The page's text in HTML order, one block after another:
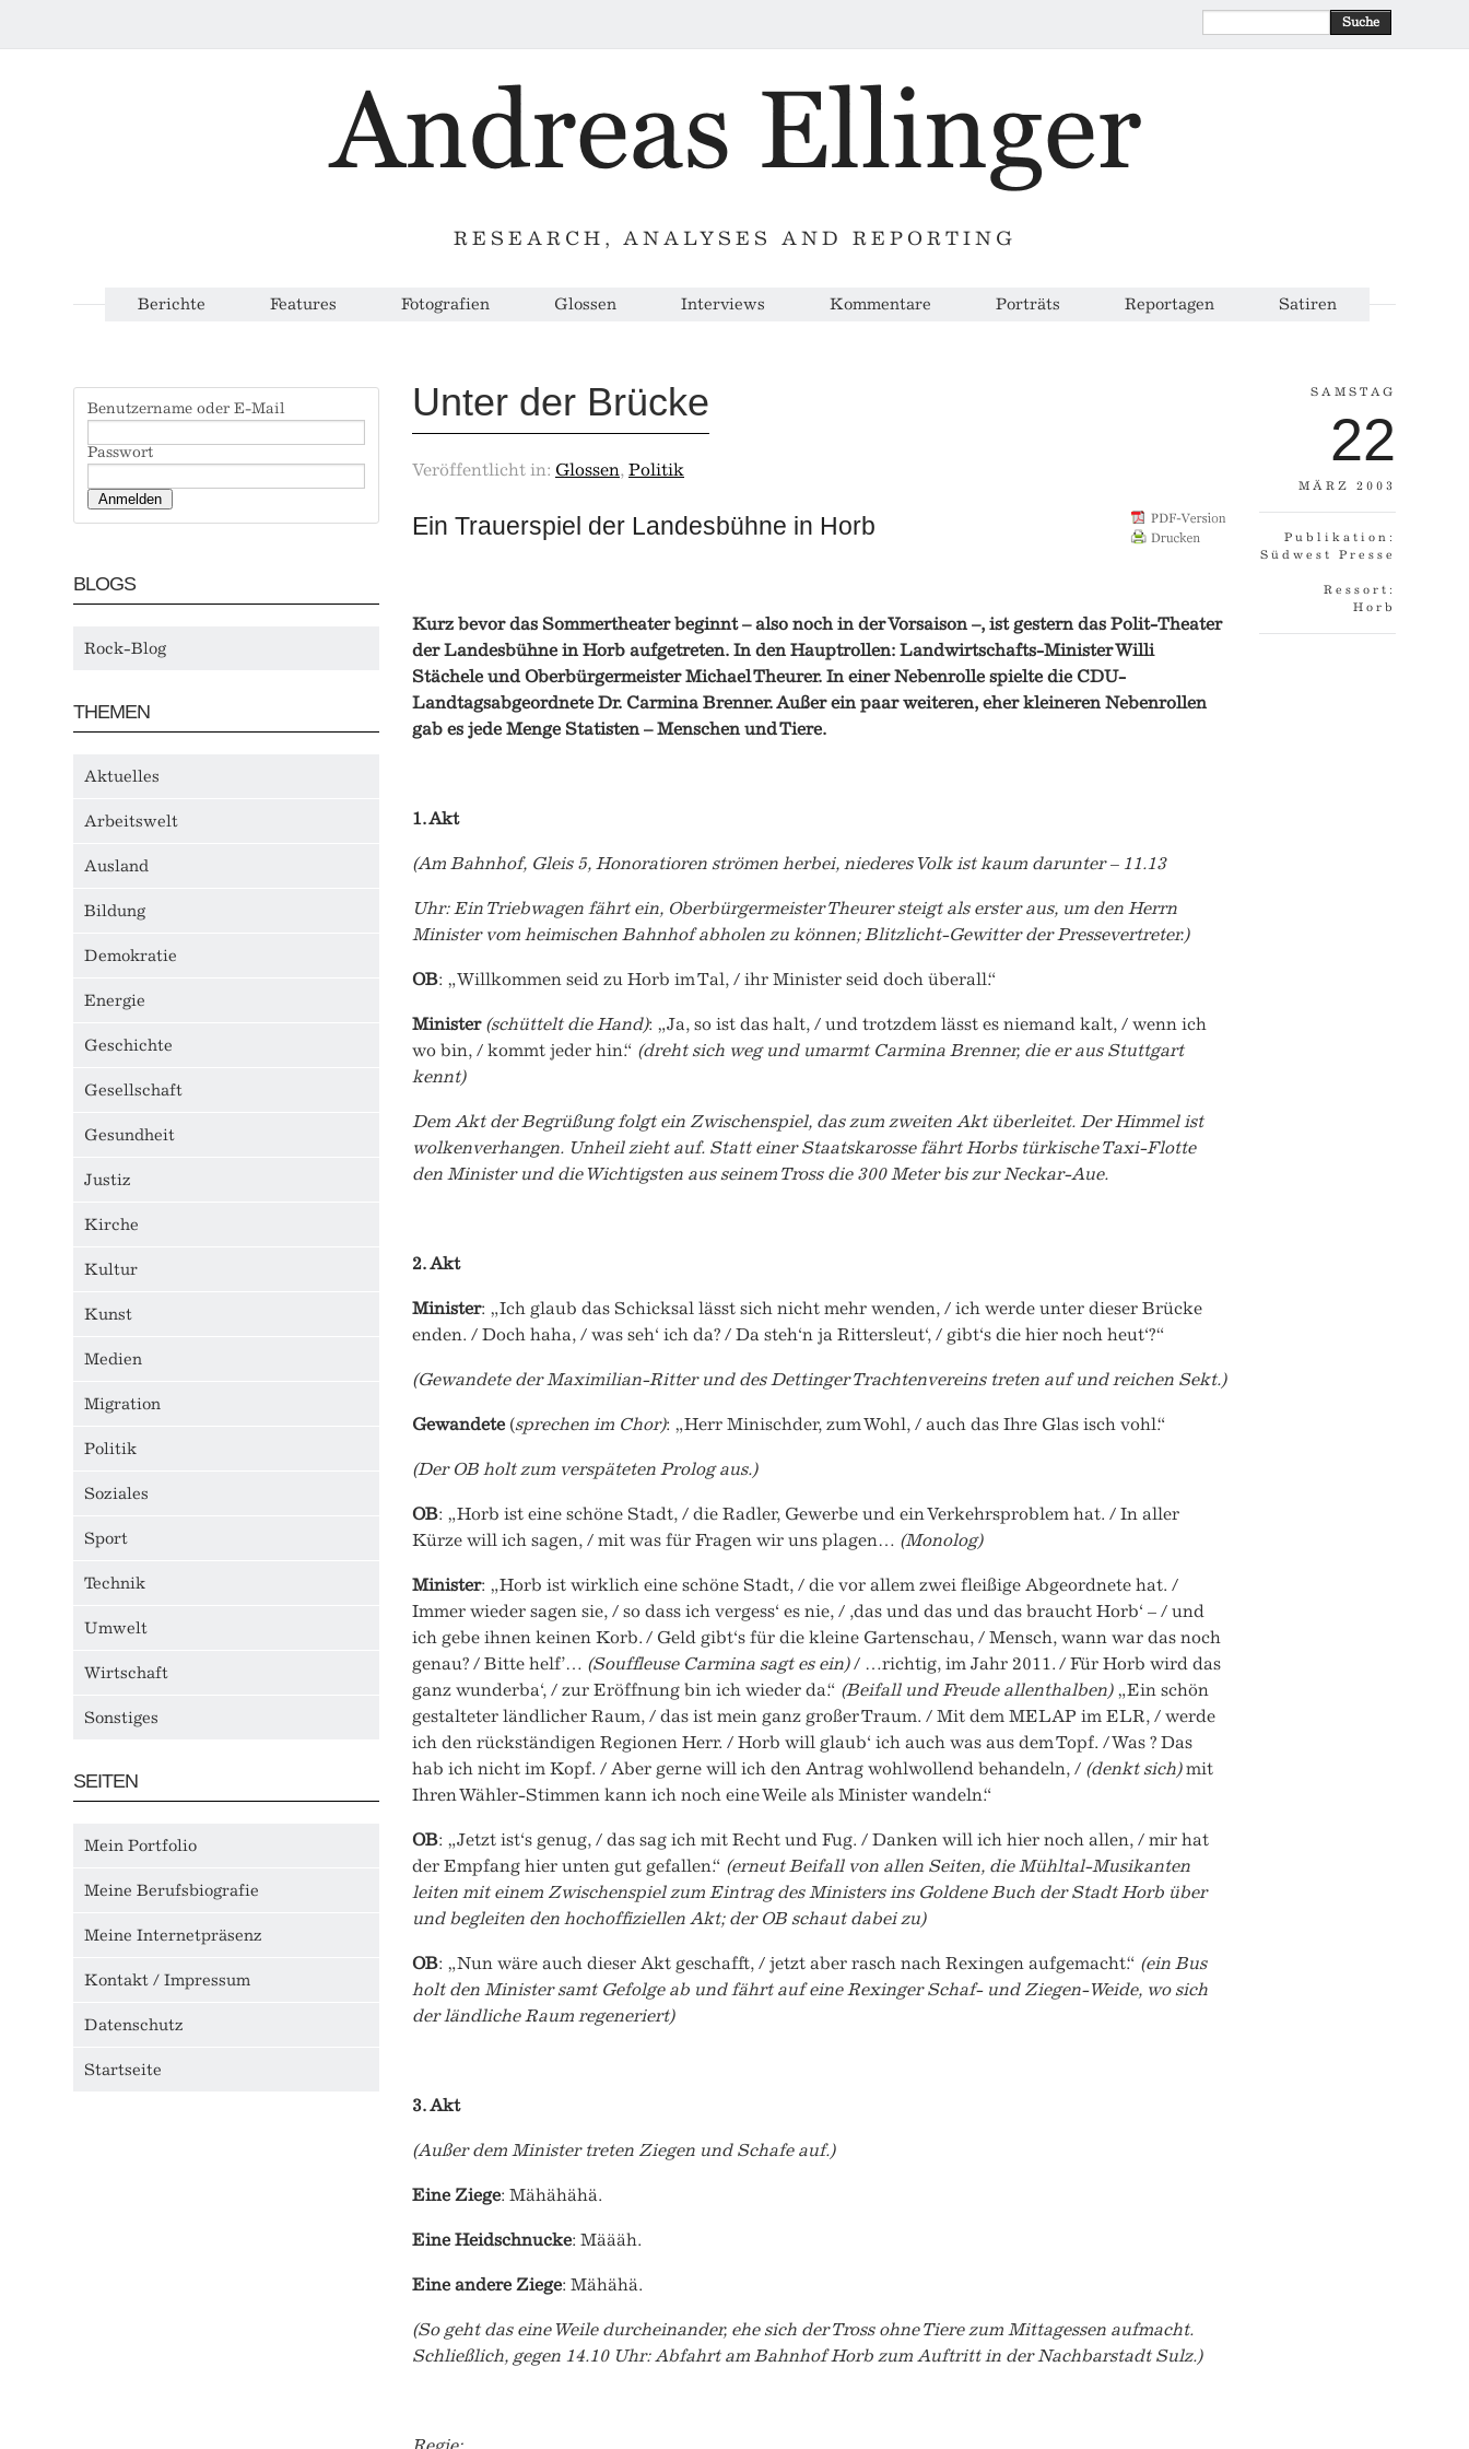
Suche
RESEARCH, ANALYSES AND REPORTING
Berichte Features Fotografien Glossen Interviews Kommentare Porträts Reportagen Satiren
Benutzername oder E-Mail
Passwort
BLOGS
Rock-Blog
THEMEN
Aktuelles
Arbeitswelt
Ausland
Bildung
Demokratie
Energie
Geschichte
Gesellschaft
Gesundheit
Justiz
Kirche
Kultur
Kunst
Medien
Migration
Politik
Soziales
Sport
Technik
Umwelt
Wirtschaft
Sonstiges
SEITEN
Mein Portfolio
Meine Berufsbiografie
Meine Internetpräsenz
Kontakt / Impressum
Datenschutz
Startseite
Unter der Brücke
Veröffentlicht in: Glossen, Politik
Ein Trauerspiel der Landesbühne in Horb
Kurz bevor das Sommertheater beginnt – also noch in der Vorsaison –, ist gestern das Polit-Theater
der Landesbühne in Horb aufgetreten. In den Hauptrollen: Landwirtschafts-Minister Willi
Stächele und Oberbürgermeister Michael Theurer. In einer Nebenrolle spielte die CDU-
Landtagsabgeordnete Dr. Carmina Brenner. Außer ein paar weiteren, eher kleineren Nebenrollen
gab es jede Menge Statisten – Menschen und Tiere.
1. Akt
(Am Bahnhof, Gleis 5, Honoratioren strömen herbei, niederes Volk ist kaum darunter – 11.13
Uhr: Ein Triebwagen fährt ein, Oberbürgermeister Theurer steigt als erster aus, um den Herrn
Minister vom heimischen Bahnhof abholen zu können; Blitzlicht-Gewitter der Pressevertreter.)
OB: „Willkommen seid zu Horb im Tal, / ihr Minister seid doch überall.“
Minister (schüttelt die Hand): „Ja, so ist das halt, / und trotzdem lässt es niemand kalt, / wenn ich
wo bin, / kommt jeder hin.“ (dreht sich weg und umarmt Carmina Brenner, die er aus Stuttgart
kennt)
Dem Akt der Begrüßung folgt ein Zwischenspiel, das zum zweiten Akt überleitet. Der Himmel ist
wolkenverhangen. Unheil zieht auf. Statt einer Staatskarosse fährt Horbs türkische Taxi-Flotte
den Minister und die Wichtigsten aus seinem Tross die 300 Meter bis zur Neckar-Aue.
2. Akt
Minister: „Ich glaub das Schicksal lässt sich nicht mehr wenden, / ich werde unter dieser Brücke
enden. / Doch haha, / was seh‘ ich da? / Da steh‘n ja Rittersleut‘, / gibt‘s die hier noch heut‘?“
(Gewandete der Maximilian-Ritter und des Dettinger Trachtenvereins treten auf und reichen Sekt.)
Gewandete (sprechen im Chor): „Herr Minischder, zum Wohl, / auch das Ihre Glas isch vohl.“
(Der OB holt zum verspäteten Prolog aus.)
OB: „Horb ist eine schöne Stadt, / die Radler, Gewerbe und ein Verkehrsproblem hat. / In aller
Kürze will ich sagen, / mit was für Fragen wir uns plagen… (Monolog)
Minister: „Horb ist wirklich eine schöne Stadt, / die vor allem zwei fleißige Abgeordnete hat. /
Immer wieder sagen sie, / so dass ich vergess‘ es nie, / ,das und das und das braucht Horb‘ – / und
ich gebe ihnen keinen Korb. / Geld gibt‘s für die kleine Gartenschau, / Mensch, wann war das noch
genau? / Bitte helf’… (Souffleuse Carmina sagt es ein)/ …richtig, im Jahr 2011. / Für Horb wird das
ganz wunderba‘, / zur Eröffnung bin ich wieder da.“ (Beifall und Freude allenthalben) „Ein schön
gestalteter ländlicher Raum, / das ist mein ganz großer Traum. / Mit dem MELAP im ELR, / werde
ich den rückständigen Regionen Herr. / Horb will glaub‘ ich auch was aus dem Topf. / Was ? Das
hab ich nicht im Kopf. / Aber gerne will ich den Antrag wohlwollend behandeln, / (denkt sich)mit
Ihren Wähler-Stimmen kann ich noch eine Weile als Minister wandeln.“
OB: „Jetzt ist‘s genug, / das sag ich mit Recht und Fug. / Danken will ich hier noch allen, / mir hat
der Empfang hier unten gut gefallen.“ (erneut Beifall von allen Seiten, die Mühltal-Musikanten
leiten mit einem Zwischenspiel zum Eintrag des Ministers ins Goldene Buch der Stadt Horb über
und begleiten den hochoffiziellen Akt; der OB schaut dabei zu)
OB: „Nun wäre auch dieser Akt geschafft, / jetzt aber rasch nach Rexingen aufgemacht.“ (ein Bus
holt den Minister samt Gefolge ab und fährt auf eine Rexinger Schaf- und Ziegen-Weide, wo sich
der ländliche Raum regeneriert)
3. Akt
(Außer dem Minister treten Ziegen und Schafe auf.)
Eine Ziege: Mähähähä.
Eine Heidschnucke: Määäh.
Eine andere Ziege: Mähähä.
(So geht das eine Weile durcheinander, ehe sich der Tross ohne Tiere zum Mittagessen aufmacht.
Schließlich, gegen 14.10 Uhr: Abfahrt am Bahnhof Horb zum Auftritt in der Nachbarstadt Sulz.)
SAMSTAG
22
MÄRZ 2003
Publikation:
Südwest Presse
Ressort:
Horb